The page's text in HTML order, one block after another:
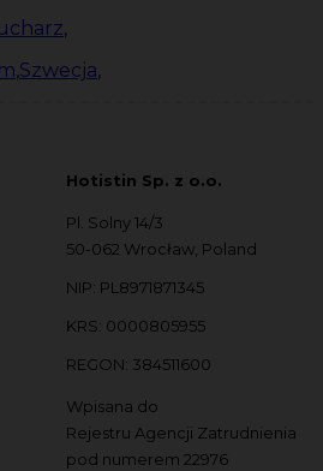
,
,Szwecja,
Hotistin Sp. z o.o.
Pl. Solny 14/3
50-062 Wrocław, Poland
NIP: PL8971871345
KRS: 0000805955
REGON: 384511600
Wpisana do
Rejestru Agencji Zatrudnienia
pod numerem 22976